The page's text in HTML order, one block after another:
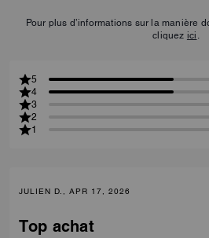
Pour plus d’informations sur la manière
cliquez ici .
5
4
3
2
1
JULIEN D., APR 17, 2026
Top achat